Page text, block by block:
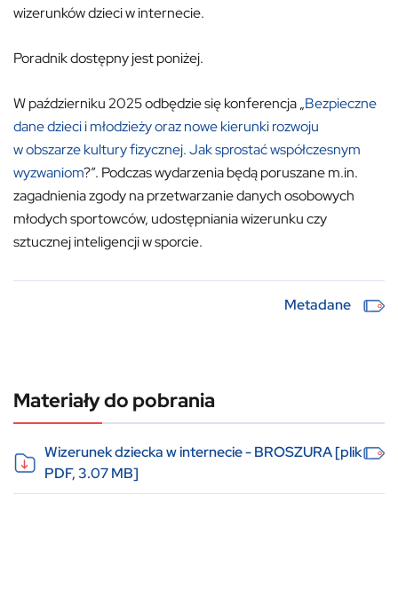
wizerunków dzieci w internecie.
Poradnik dostępny jest poniżej.
W październiku 2025 odbędzie się konferencja „Bezpieczne
dane dzieci i młodzieży oraz nowe kierunki rozwoju
w obszarze kultury fizycznej. Jak sprostać współczesnym
wyzwaniom?”. Podczas wydarzenia będą poruszane m.in.
zagadnienia zgody na przetwarzanie danych osobowych
młodych sportowców, udostępniania wizerunku czy
sztucznej inteligencji w sporcie.
Metadane
Materiały do pobrania
Wizerunek dziecka w internecie - BROSZURA [plik
PDF, 3.07 MB]